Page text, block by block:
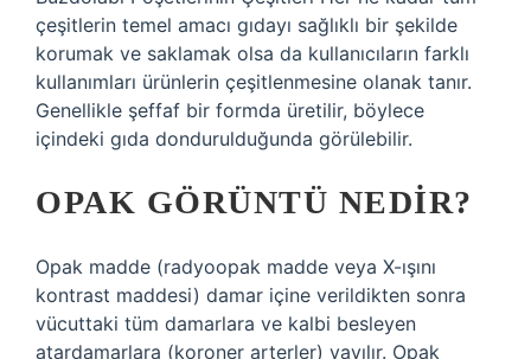
çeşitlerin temel amacı gıdayı sağlıklı bir şekilde
korumak ve saklamak olsa da kullanıcıların farklı
kullanımları ürünlerin çeşitlenmesine olanak tanır.
Genellikle şeffaf bir formda üretilir, böylece
içindeki gıda dondurulduğunda görülebilir.
OPAK GÖRÜNTÜ NEDIR?
Opak madde (radyoopak madde veya X-ışını
kontrast maddesi) damar içine verildikten sonra
vücuttaki tüm damarlara ve kalbi besleyen
atardamarlara (koroner arterler) yayılır. Opak